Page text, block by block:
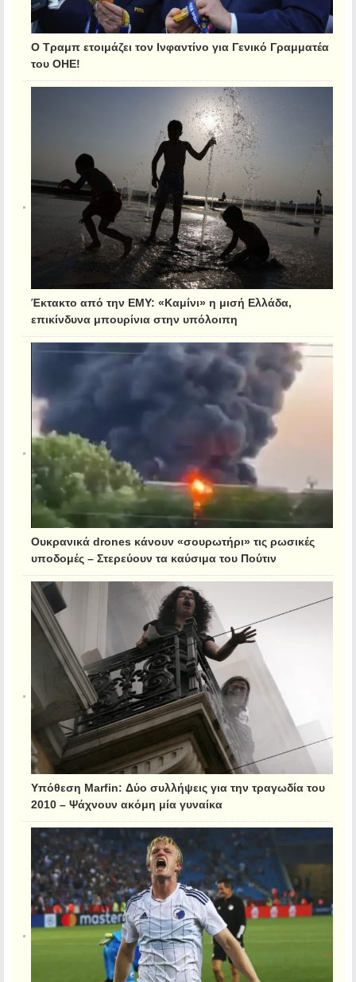
Ο Τραμπ ετοιμάζει τον Ινφαντίνο για Γενικό Γραμματέα
του ΟΗΕ!
Έκτακτο από την ΕΜΥ: «Καμίνι» η μισή Ελλάδα,
επικίνδυνα μπουρίνια στην υπόλοιπη
Ουκρανικά drones κάνουν «σουρωτήρι» τις ρωσικές
υποδομές – Στερεύουν τα καύσιμα του Πούτιν
Υπόθεση Marfin: Δύο συλλήψεις για την τραγωδία του
2010 – Ψάχνουν ακόμη μία γυναίκα